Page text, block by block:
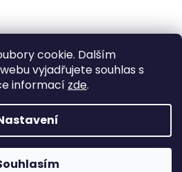
cookie. Dalším
vyjadřujete souhlas s
informací zde.